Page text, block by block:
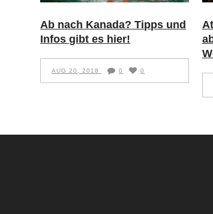
Ab nach Kanada? Tipps und
Infos gibt es hier!
AUG 20, 2018 0 0